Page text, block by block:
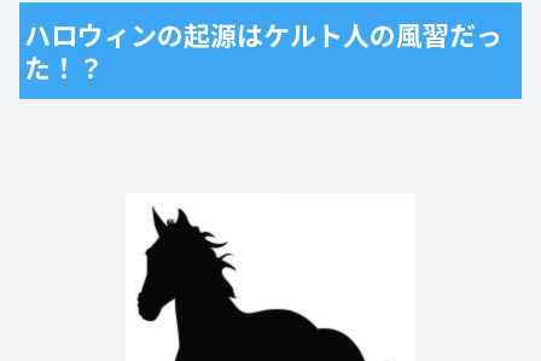
ハロウィンの起源はケルト人の風習だっ
た！？